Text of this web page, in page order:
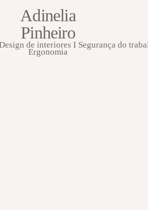
Adinelia
Pinheiro
de interiores I Segurança do
Ergonomia